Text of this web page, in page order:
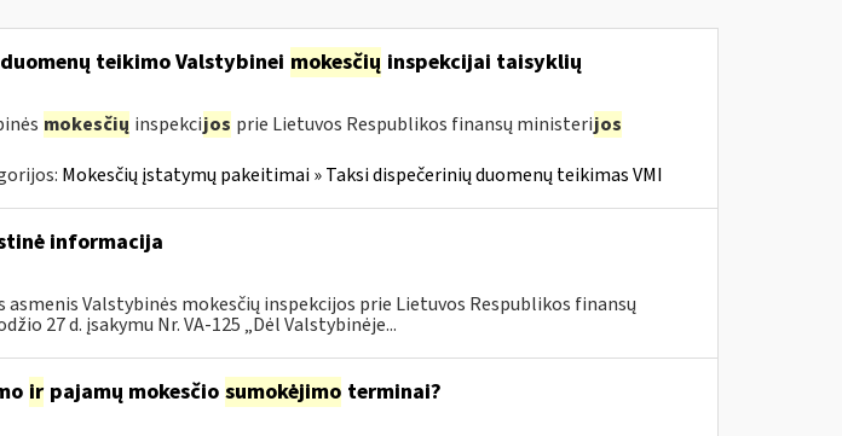
teikimo Valstybinei mokesčių inspekcijai taisyklių
mokesčių inspekcijos prie Lietuvos Respublikos finansų ministerijos
Mokesčių įstatymų pakeitimai » Taksi dispečerinių duomenų teikimas VMI
informacija
Valstybinės mokesčių inspekcijos prie Lietuvos Respublikos finansų
27 d. įsakymu Nr. VA-125 „Dėl Valstybinėje...
irpajamų mokesčio sumokėjimo terminai?